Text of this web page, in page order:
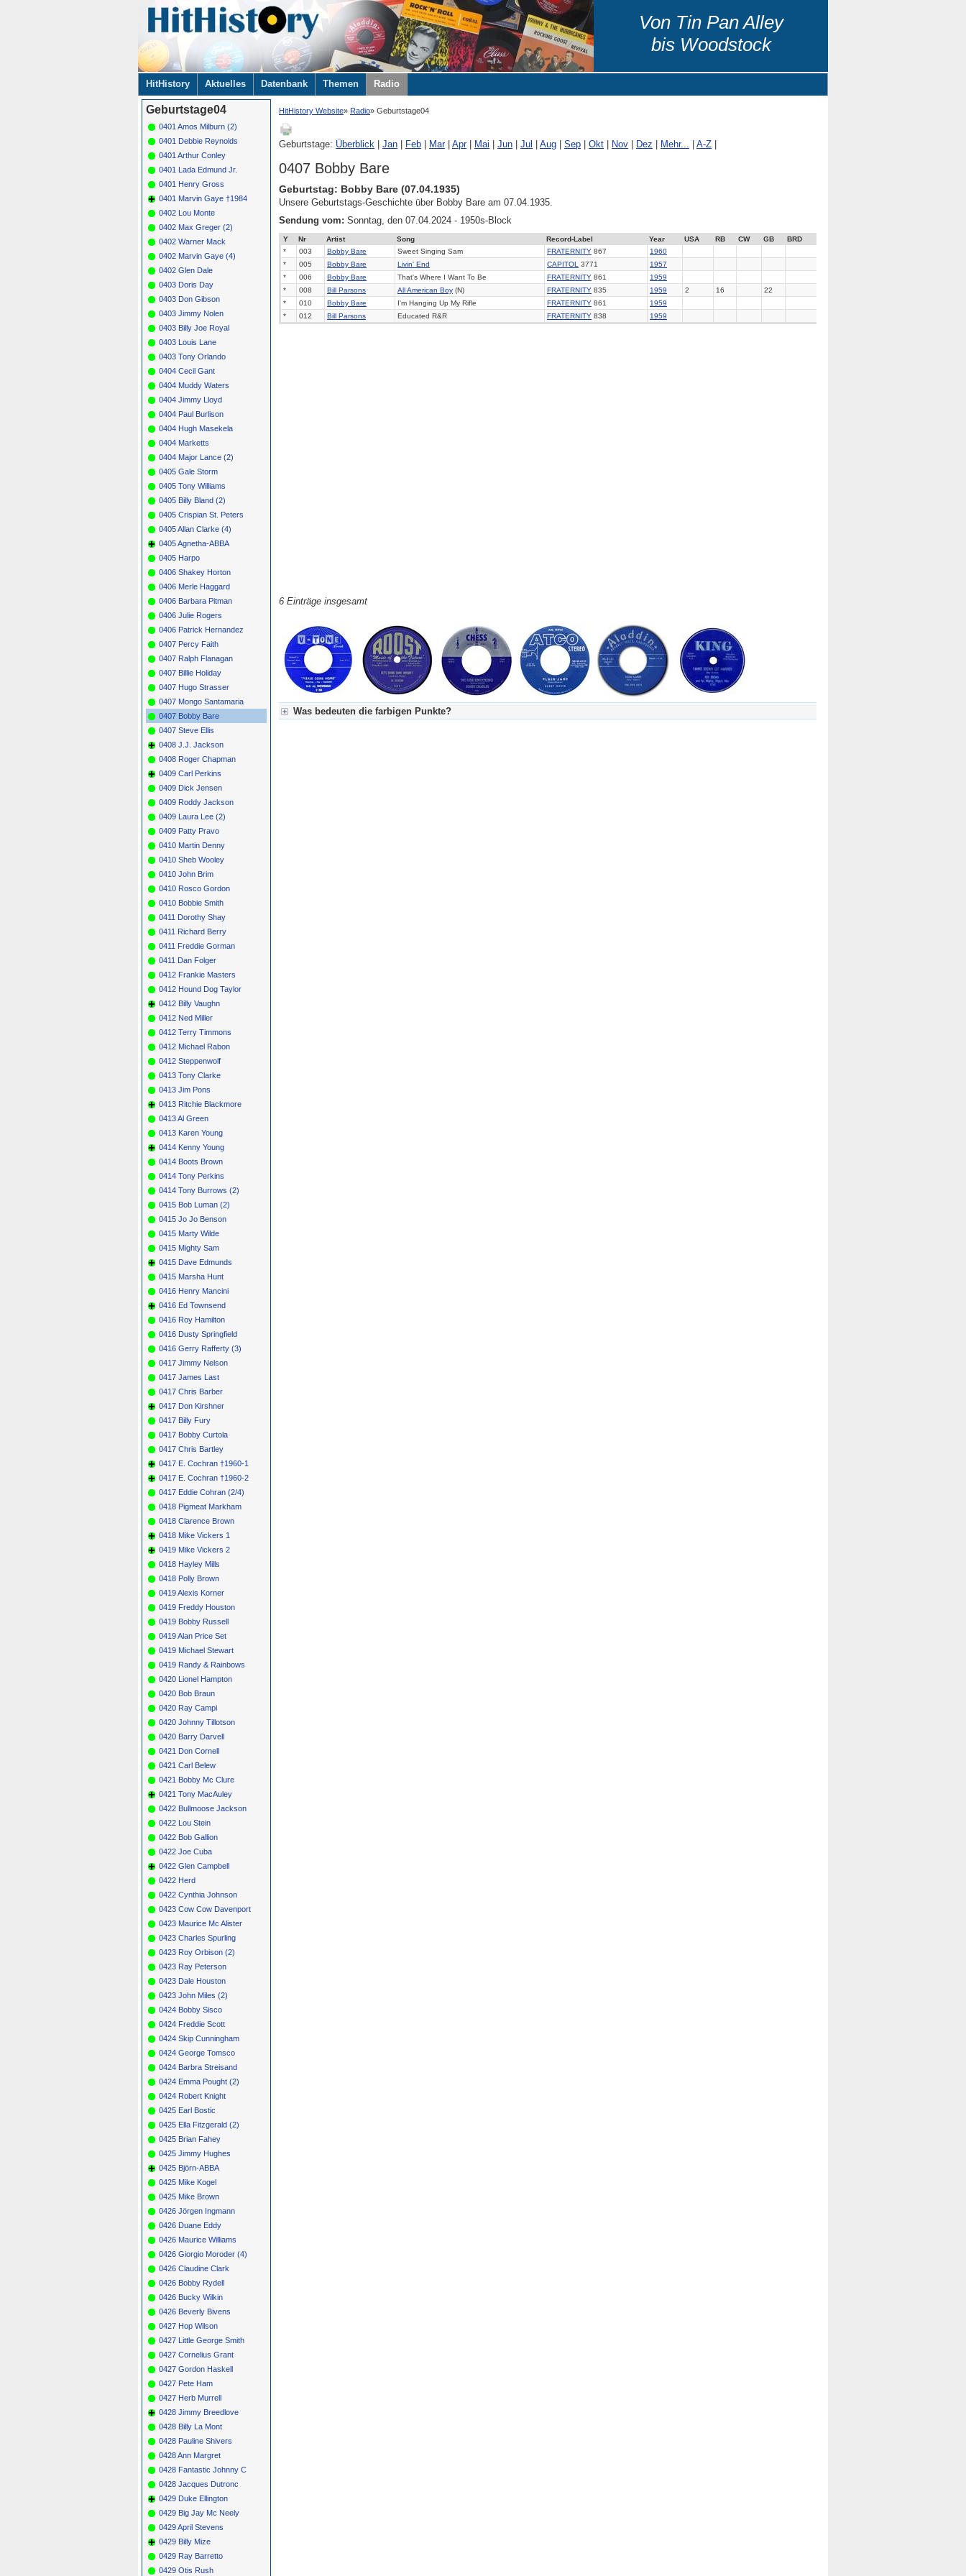
Von Tin Pan Alley
bis Woodstock
Navigation
überspringen
HitHistory Aktuelles Datenbank Themen Radio
HitHistory Website Radio Geburtstage04
Geburtstage: Überblick Jan Feb Mar| Apr| Mai Jun Jul Aug Sep Okt Nov Dez Mehr... A-Z
0407 Bobby Bare
Geburtstag: Bobby Bare (07.04.1935)
Unsere Geburtstags-Geschichte über Bobby Bare am 07.04.1935.
Sendung vom: Sonntag, den 07.04.2024 - 1950s-Block
Y Nr Artist Song Record-Label Year USA RB CW GB
BRD
*
003 Bobby Bare Sweet Singing Sam FRATERNITY 867
1960
*
005 Bobby Bare Livin' End CAPITOL 3771
1957
*
006 Bobby Bare That's Where I Want To Be FRATERNITY 861
1959
*
008 Bill Parsons All American Boy (N) FRATERNITY 835 1959 2 16
22
*
010 Bobby Bare I'm Hanging Up My Rifle FRATERNITY 861
1959
*
012 Bill Parsons Educated R&R FRATERNITY 838 1959
6 Einträge insgesamt
Was bedeuten die farbigen Punkte?
Geburtstage04
0401 Amos Milburn (2)
0401 Debbie Reynolds
0401 Arthur Conley
0401 Lada Edmund Jr.
0401 Henry Gross
0401 Marvin Gaye †1984
0402 Lou Monte
0402 Max Greger (2)
0402 Warner Mack
0402 Marvin Gaye (4)
0402 Glen Dale
0403 Doris Day
0403 Don Gibson
0403 Jimmy Nolen
0403 Billy Joe Royal
0403 Louis Lane
0403 Tony Orlando
0404 Cecil Gant
0404 Muddy Waters
0404 Jimmy Lloyd
0404 Paul Burlison
0404 Hugh Masekela
0404 Marketts
0404 Major Lance (2)
0405 Gale Storm
0405 Tony Williams
0405 Billy Bland (2)
0405 Crispian St. Peters
0405 Allan Clarke (4)
0405 Agnetha-ABBA
0405 Harpo
0406 Shakey Horton
0406 Merle Haggard
0406 Barbara Pitman
0406 Julie Rogers
0406 Patrick Hernandez
0407 Percy Faith
0407 Ralph Flanagan
0407 Billie Holiday
0407 Hugo Strasser
0407 Mongo Santamaria
0407 Bobby Bare
0407 Steve Ellis
0408 J.J. Jackson
0408 Roger Chapman
0409 Carl Perkins
0409 Dick Jensen
0409 Roddy Jackson
0409 Laura Lee (2)
0409 Patty Pravo
0410 Martin Denny
0410 Sheb Wooley
0410 John Brim
0410 Rosco Gordon
0410 Bobbie Smith
0411 Dorothy Shay
0411 Richard Berry
0411 Freddie Gorman
0411 Dan Folger
0412 Frankie Masters
0412 Hound Dog Taylor
0412 Billy Vaughn
0412 Ned Miller
0412 Terry Timmons
0412 Michael Rabon
0412 Steppenwolf
0413 Tony Clarke
0413 Jim Pons
0413 Ritchie Blackmore
0413 Al Green
0413 Karen Young
0414 Kenny Young
0414 Boots Brown
0414 Tony Perkins
0414 Tony Burrows (2)
0415 Bob Luman (2)
0415 Jo Jo Benson
0415 Marty Wilde
0415 Mighty Sam
0415 Dave Edmunds
0415 Marsha Hunt
0416 Henry Mancini
0416 Ed Townsend
0416 Roy Hamilton
0416 Dusty Springfield
0416 Gerry Rafferty (3)
0417 Jimmy Nelson
0417 James Last
0417 Chris Barber
0417 Don Kirshner
0417 Billy Fury
0417 Bobby Curtola
0417 Chris Bartley
0417 E. Cochran †1960-1
0417 E. Cochran †1960-2
0417 Eddie Cohran (2/4)
0418 Pigmeat Markham
0418 Clarence Brown
0418 Mike Vickers 1
0419 Mike Vickers 2
0418 Hayley Mills
0418 Polly Brown
0419 Alexis Korner
0419 Freddy Houston
0419 Bobby Russell
0419 Alan Price Set
0419 Michael Stewart
0419 Randy & Rainbows
0420 Lionel Hampton
0420 Bob Braun
0420 Ray Campi
0420 Johnny Tillotson
0420 Barry Darvell
0421 Don Cornell
0421 Carl Belew
0421 Bobby Mc Clure
0421 Tony MacAuley
0422 Bullmoose Jackson
0422 Lou Stein
0422 Bob Gallion
0422 Joe Cuba
0422 Glen Campbell
0422 Herd
0422 Cynthia Johnson
0423 Cow Cow Davenport
0423 Maurice Mc Alister
0423 Charles Spurling
0423 Roy Orbison (2)
0423 Ray Peterson
0423 Dale Houston
0423 John Miles (2)
0424 Bobby Sisco
0424 Freddie Scott
0424 Skip Cunningham
0424 George Tomsco
0424 Barbra Streisand
0424 Emma Pought (2)
0424 Robert Knight
0425 Earl Bostic
0425 Ella Fitzgerald (2)
0425 Brian Fahey
0425 Jimmy Hughes
0425 Björn-ABBA
0425 Mike Kogel
0425 Mike Brown
0426 Jörgen Ingmann
0426 Duane Eddy
0426 Maurice Williams
0426 Giorgio Moroder (4)
0426 Claudine Clark
0426 Bobby Rydell
0426 Bucky Wilkin
0426 Beverly Bivens
0427 Hop Wilson
0427 Little George Smith
0427 Cornelius Grant
0427 Gordon Haskell
0427 Pete Ham
0427 Herb Murrell
0428 Jimmy Breedlove
0428 Billy La Mont
0428 Pauline Shivers
0428 Ann Margret
0428 Fantastic Johnny C
0428 Jacques Dutronc
0429 Duke Ellington
0429 Big Jay Mc Neely
0429 April Stevens
0429 Billy Mize
0429 Ray Barretto
0429 Otis Rush